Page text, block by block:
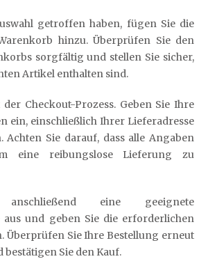
getroffen haben, fügen Sie die
hinzu. Überprüfen Sie den
sorgfältig und stellen Sie sicher,
Artikel enthalten sind.
Checkout-Prozess. Geben Sie Ihre
ein, einschließlich Ihrer Lieferadresse
Achten Sie darauf, dass alle Angaben
eine reibungslose Lieferung zu
eine geeignete
aus und geben Sie die erforderlichen
Überprüfen Sie Ihre Bestellung erneut
Sie den Kauf.